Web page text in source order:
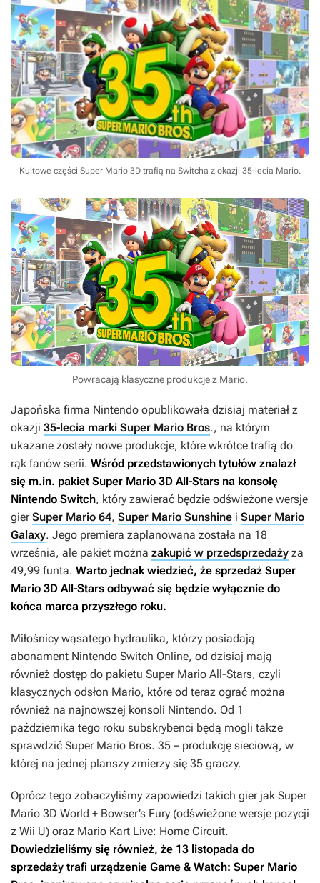
Kultowe części Super Mario 3D trafią na Switcha z okazji 35-lecia Mario.
Powracają klasyczne produkcje z Mario.
Japońska firma Nintendo opublikowała dzisiaj materiał z
okazji 35-lecia marki Super Mario Bros., na którym
ukazane zostały nowe produkcje, które wkrótce trafią do
rąk fanów serii. Wśród przedstawionych tytułów znalazł
się m.in. pakiet Super Mario 3D All-Stars na konsolę
Nintendo Switch, który zawierać będzie odświeżone wersje
gierSuper Mario 64, Super Mario Sunshine i Super Mario
Galaxy. Jego premiera zaplanowana została na 18
września, ale pakiet można zakupić w przedsprzedaży za
49,99 funta. Warto jednak wiedzieć, że sprzedaż Super
Mario 3D All-Stars odbywać się będzie wyłącznie do
końca marca przyszłego roku.
Miłośnicy wąsatego hydraulika, którzy posiadają
abonament Nintendo Switch Online, od dzisiaj mają
również dostęp do pakietu Super Mario All-Stars, czyli
klasycznych odsłon Mario, które od teraz ograć można
również na najnowszej konsoli Nintendo. Od 1
października tego roku subskrybenci będą mogli także
sprawdzić Super Mario Bros. 35 – produkcję sieciową, w
której na jednej planszy zmierzy się 35 graczy.
Oprócz tego zobaczyliśmy zapowiedzi takich gier jak Super
Mario 3D World + Bowser’s Fury (odświeżone wersje pozycji
z Wii U) oraz Mario Kart Live: Home Circuit.
Dowiedzieliśmy się również, że 13 listopada do
sprzedaży trafi urządzenie Game & Watch: Super Mario